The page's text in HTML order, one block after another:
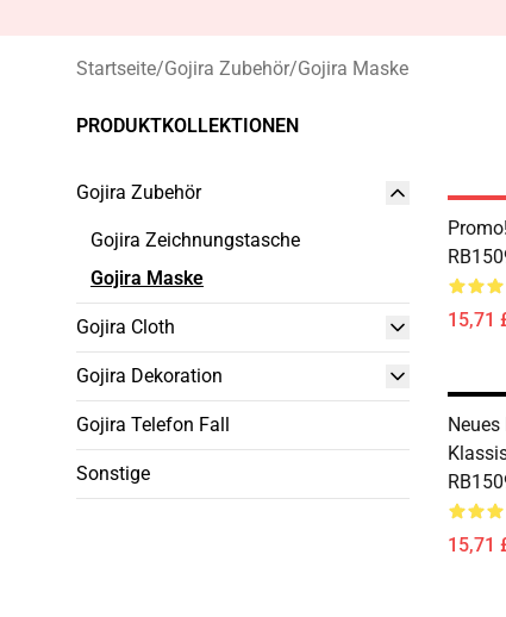
Startseite/Gojira Zubehör/Gojira Maske
PRODUKTKOLLEKTIONEN
Gojira Zubehör
Gojira Zeichnungstasche
Gojira Maske
Gojira Cloth
Gojira Dekoration
Gojira Telefon Fall
Sonstige
15,71
15,71